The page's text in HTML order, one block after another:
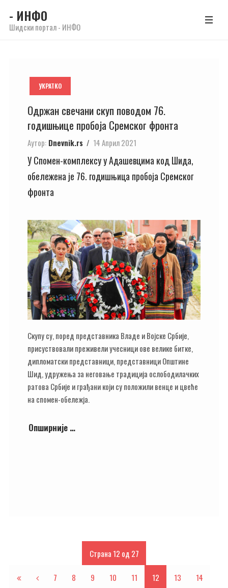
- ИНФО
Шидски портал - ИНФО
УКРАТКО
Одржан свечани скуп поводом 76.
годишњице пробоја Сремског фронта
Аутор: Dnevnik.rs 14 Април 2021
У Спомен-комплексу у Адашевцима код Шида,
обележена је 76. годишњица пробоја Сремског
фронта
Скупу су, поред представника Владе и Војске Србије,
присуствовали преживели учесници ове велике битке,
дипломатски представници, представници Општине
Шид, удружења за неговање традиција ослободилачких
ратова Србије и грађани који су положили венце и цвеће
на спомен-обележја.
Опширније …
7 8 9 10 11 12 13 14
Страна 12 од 27